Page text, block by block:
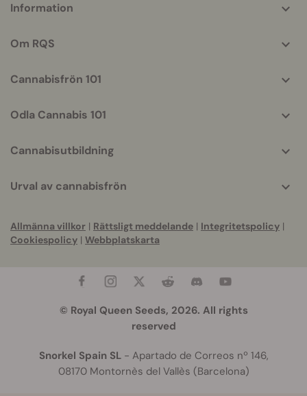
helpful
Information
Om RQS
Cannabisfrön 101
Odla Cannabis 101
Cannabisutbildning
Urval av cannabisfrön
Allmänna villkor | Rättsligt meddelande | Integritetspolicy |
Cookiespolicy | Webbplatskarta
© Royal Queen Seeds, 2026. All rights
reserved
Snorkel Spain SL- Apartado de Correos nº 146,
08170 Montornès del Vallès (Barcelona)